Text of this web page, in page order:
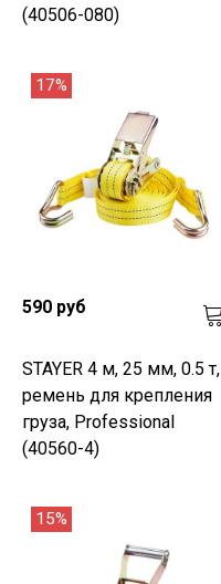
(40506-080)
17%
590 руб
STAYER 4 м, 25 мм, 0.5 т,
ремень для крепления
груза, Professional
(40560-4)
15%